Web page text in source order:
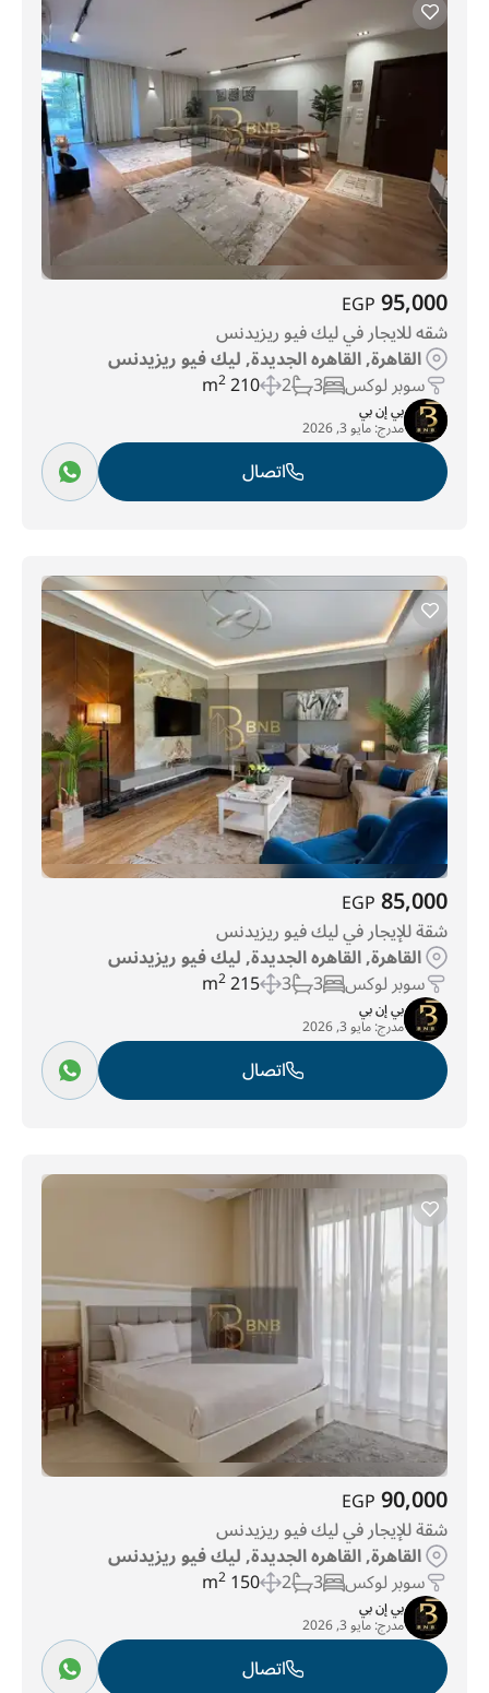
95,000
EGP
شقه للايجار في ليك فيو ريزيدنس
القاهرة, القاهره الجديدة, ليك فيو ريزيدنس
سوبر لوكس 3
2
210 m
2
بي إن بي
مدرج:مايو 3, 2026
اتصال
85,000
EGP
شقة للإيجار في ليك فيو ريزيدنس
القاهرة, القاهره الجديدة, ليك فيو ريزيدنس
سوبر لوكس 3
3
215 m
2
بي إن بي
مدرج:مايو 3, 2026
اتصال
90,000
EGP
شقة للإيجار في ليك فيو ريزيدنس
القاهرة, القاهره الجديدة, ليك فيو ريزيدنس
سوبر لوكس 3
2
150 m
2
بي إن بي
مدرج:مايو 3, 2026
اتصال